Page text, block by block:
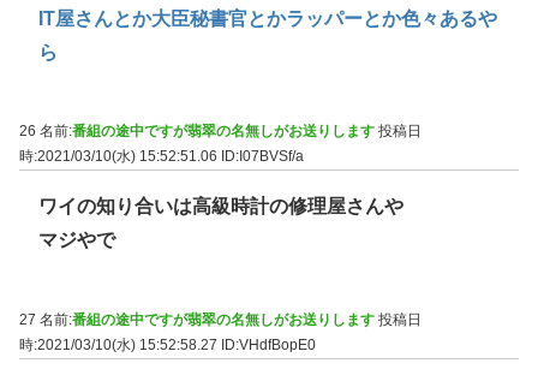
IT屋さんとか大臣秘書官とかラッパーとか色々あるや
ら
26 名前:番組の途中ですが翡翠の名無しがお送りします 投稿日
時:2021/03/10(水) 15:52:51.06
ID:I07BVSf/a
ワイの知り合いは高級時計の修理屋さんや
マジやで
27 名前:番組の途中ですが翡翠の名無しがお送りします 投稿日
時:2021/03/10(水) 15:52:58.27 ID:VHdfBopE0